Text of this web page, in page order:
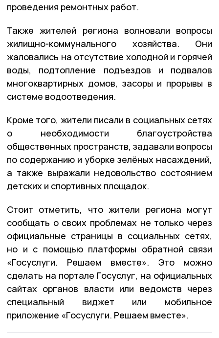
проведения ремонтных работ.
Также жителей региона волновали вопросы
жилищно-коммунального хозяйства. Они
жаловались на отсутствие холодной и горячей
воды, подтопление подъездов и подвалов
многоквартирных домов, засоры и прорывы в
системе водоотведения.
Кроме того, жители писали в социальных сетях
о необходимости благоустройства
общественных пространств, задавали вопросы
по содержанию и уборке зелёных насаждений,
а также выражали недовольство состоянием
детских и спортивных площадок.
Стоит отметить, что жители региона могут
сообщать о своих проблемах не только через
официальные страницы в социальных сетях,
но и с помощью платформы обратной связи
«Госуслуги. Решаем вместе». Это можно
сделать на портале Госуслуг, на официальных
сайтах органов власти или ведомств через
специальный виджет или мобильное
приложение «Госуслуги. Решаем вместе».